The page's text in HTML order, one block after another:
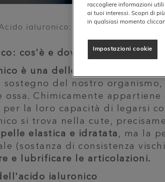
ialuronico: Proprieta’ Benefici e
cos'è e dove si trova
è una delle componenti
sostegno del nostro
ossa. Chimicamente
per la loro capacità di legarsi
si trova nella cute,
pelle elastica e idratata , ma la
(sostanza di consistenza
e lubrificare le articolazioni.
ialuronico
raccogliere informazioni
ai tuoi interessi. Scopri di
in qualsiasi momento
Impostazioni cookie